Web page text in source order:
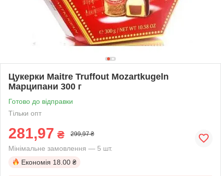
Цукерки Maitre Truffout Mozartkugeln
Марципани 300 г
Готово до відправки
Тільки опт
281,97 ₴ 299,97 ₴
Мінімальне замовлення — 5 шт.
Економія 18.00 ₴